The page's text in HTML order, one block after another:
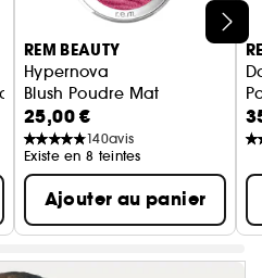
hyaluronique
REM BEAUTY
Hypernova
Blush Poudre Mat
25,00 €
140avis
Existe en 8 teintes
Ajouter au panier